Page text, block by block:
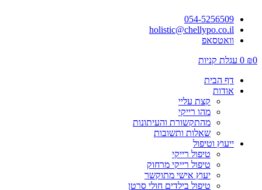
054-5256509
holistic@chellypo.co.il
וואטסאפ
₪0
0 עגלת קניות
דף הבית
אודות
קצת עליי
מהו רייקי
מהתקשורת והעיתונות
שאלות ותשובות
ייעוץ וטיפול
טיפול רייקי
טיפול רייקי מרחוק
יעוץ אישי מתוקשר
טיפול בילדים חולי סרטן